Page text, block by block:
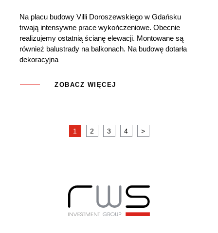
Na placu budowy Villi Doroszewskiego w Gdańsku
trwają intensywne prace wykończeniowe. Obecnie
realizujemy ostatnią ścianę elewacji. Montowane są
również balustrady na balkonach. Na budowę dotarła
dekoracyjna
ZOBACZ WIĘCEJ
1 2 3 4 >